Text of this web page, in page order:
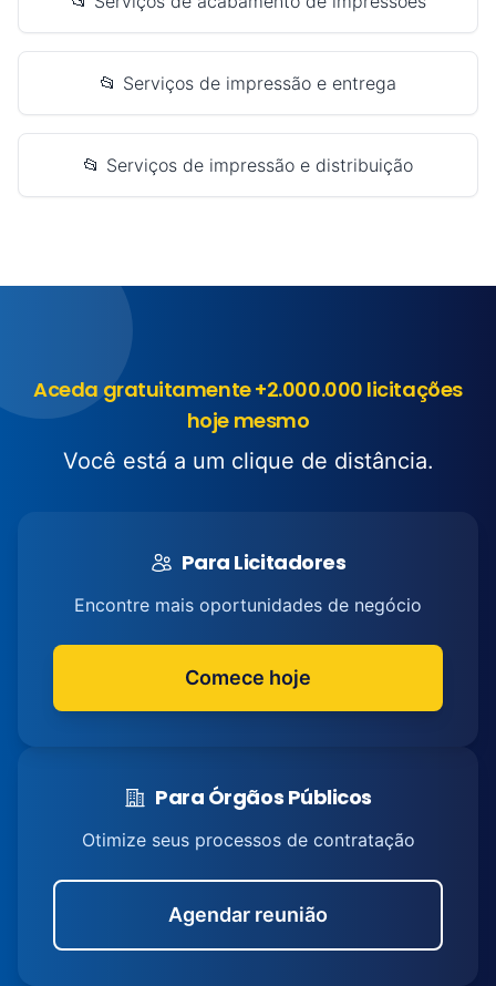
📂 Serviços de impressão e entrega
📂 Serviços de impressão e distribuição
Aceda gratuitamente +2.000.000 licitações
hoje mesmo
Você está a um clique de distância.
Para Licitadores
Encontre mais oportunidades de negócio
Comece hoje
Para Órgãos Públicos
Otimize seus processos de contratação
Agendar reunião